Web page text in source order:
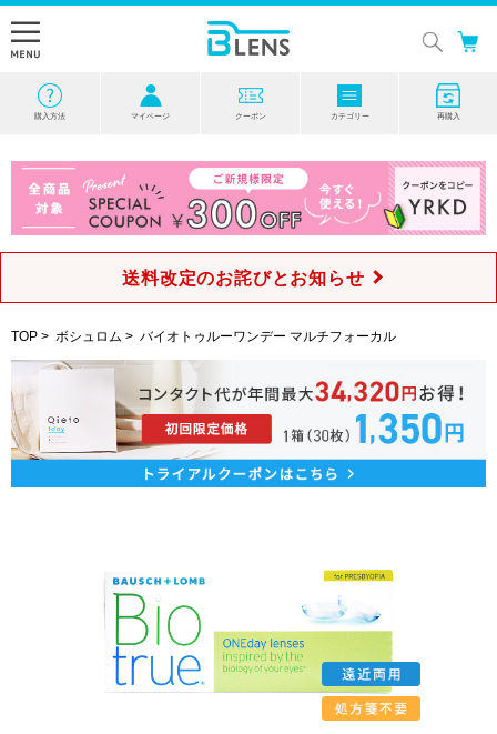
購入方法 マイページ クーポン カテゴリー 再購入
送料改定のお詫びとお知らせ
TOP > ボシュロム > バイオトゥルーワンデー マルチフォーカル